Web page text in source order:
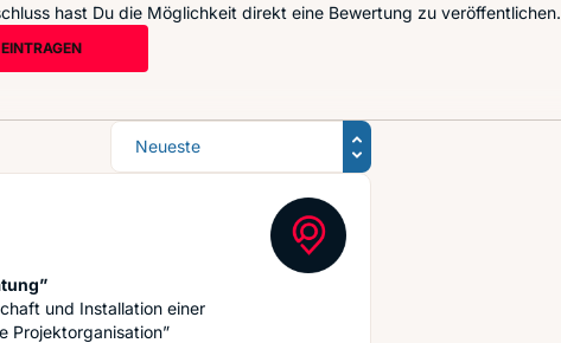
hast Du die Möglichkeit direkt eine Bewertung zu veröffentlichen.
Sortierung
und Installation einer
Projektorganisation”